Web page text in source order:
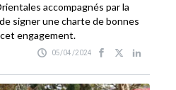
accompagnés par la
signer une charte de bonnes
engagement.
05/04/2024